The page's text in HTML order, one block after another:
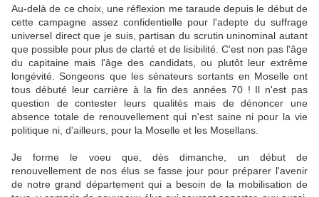
Au-delà de ce choix, une réflexion me taraude depuis le début de
cette campagne assez confidentielle pour l'adepte du suffrage
universel direct que je suis, partisan du scrutin uninominal autant
que possible pour plus de clarté et de lisibilité. C'est non pas l'âge
du capitaine mais l'âge des candidats, ou plutôt leur extrême
longévité. Songeons que les sénateurs sortants en Moselle ont
tous débuté leur carrière à la fin des années 70 ! Il n'est pas
question de contester leurs qualités mais de dénoncer une
absence totale de renouvellement qui n'est saine ni pour la vie
politique ni, d'ailleurs, pour la Moselle et les Mosellans.
Je forme le voeu que, dès dimanche, un début de
renouvellement de nos élus se fasse jour pour préparer l'avenir
de notre grand département qui a besoin de la mobilisation de